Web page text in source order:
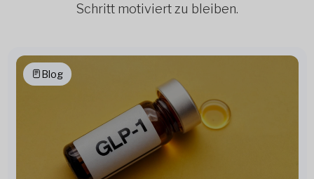
Schritt motiviert zu bleiben.
Blog